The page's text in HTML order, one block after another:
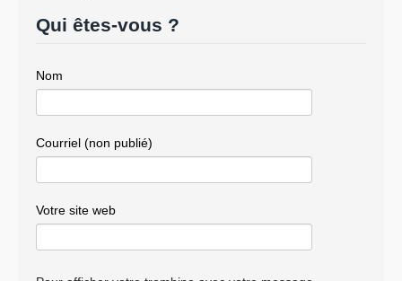
Qui êtes-vous ?
Nom
Courriel (non publié)
Votre site web